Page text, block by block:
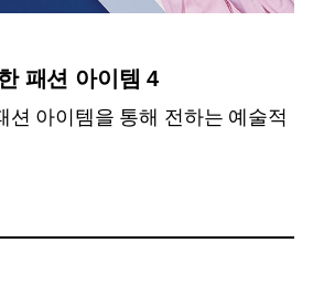
패션 아이템 4
션 아이템을 통해 전하는 예술적